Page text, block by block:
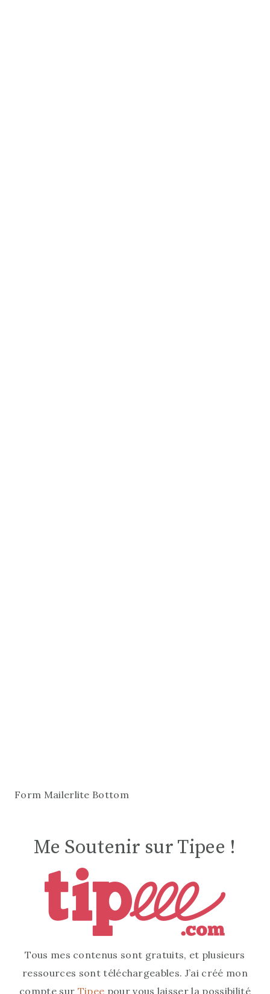
Form Mailerlite Bottom
Me Soutenir sur Tipee !
Tous mes contenus sont gratuits, et plusieurs
ressources sont téléchargeables. J’ai créé mon
compte sur Tipee pour vous laisser la possibilité